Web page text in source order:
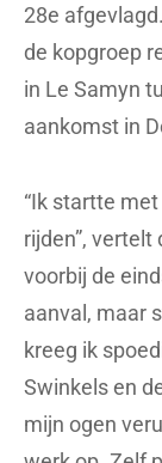
28e
de kopgroep
in Le Samyn
aankomst in
“Ik startte
rijden”,
voorbij de
aanval, maar
kreeg ik
Swinkels en
mijn ogen